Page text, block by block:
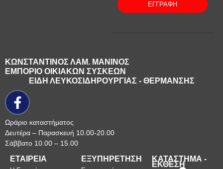
ΕΓΓΡΑΦΗ
ΚΩΝΣΤΑΝΤΙΝΟΣ ΛΑΜ. ΜΑΝΙΝΟΣ
ΕΜΠΟΡΙΟ ΟΙΚΙΑΚΩΝ ΣΥΣΚΕΩΝ
ΕΙΔΗ ΛΕΥΚΟΣΙΔΗΡΟΥΡΓΙΑΣ - ΘΕΡΜΑΝΣΗΣ
Ωράριο καταστήματος
Δευτέρα – Παρασκευή 10.00-20.00
Σάββατο 10.00 – 15.00
ΕΤΑΙΡΕΙΑ ΕΞΥΠΗΡΕΤΗΣΗ ΚΑΤΑΣΤΗΜΑ -
ΕΚΘΕΣΗ